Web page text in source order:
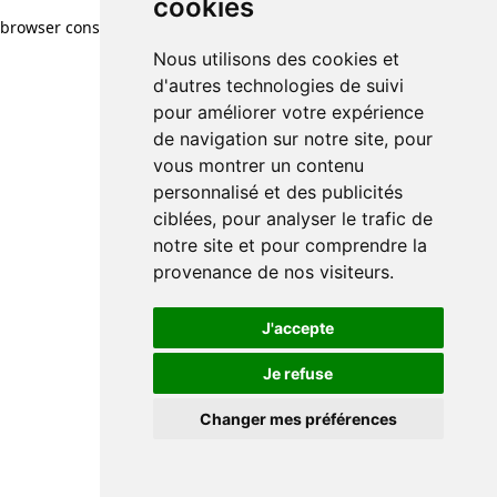
cookies
Nous utilisons des cookies et
d'autres technologies de suivi
pour améliorer votre expérience
de navigation sur notre site, pour
vous montrer un contenu
personnalisé et des publicités
ciblées, pour analyser le trafic de
notre site et pour comprendre la
provenance de nos visiteurs.
J'accepte
Je refuse
Changer mes préférences
browser console for more information)